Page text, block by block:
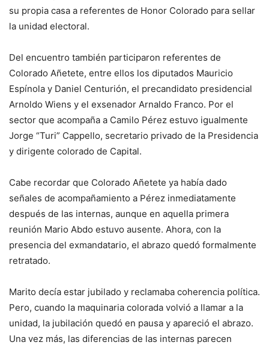
su propia casa a referentes de Honor Colorado para sellar
la unidad electoral.
Del encuentro también participaron referentes de
Colorado Añetete, entre ellos los diputados Mauricio
Espínola y Daniel Centurión, el precandidato presidencial
Arnoldo Wiens y el exsenador Arnaldo Franco. Por el
sector que acompaña a Camilo Pérez estuvo igualmente
Jorge “Turi” Cappello, secretario privado de la Presidencia
y dirigente colorado de Capital.
Cabe recordar que Colorado Añetete ya había dado
señales de acompañamiento a Pérez inmediatamente
después de las internas, aunque en aquella primera
reunión Mario Abdo estuvo ausente. Ahora, con la
presencia del exmandatario, el abrazo quedó formalmente
retratado.
Marito decía estar jubilado y reclamaba coherencia política.
Pero, cuando la maquinaria colorada volvió a llamar a la
unidad, la jubilación quedó en pausa y apareció el abrazo.
Una vez más, las diferencias de las internas parecen